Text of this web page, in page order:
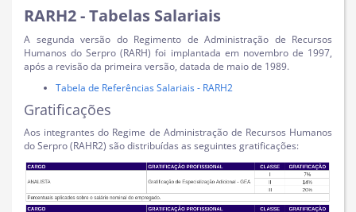
RARH2 - Tabelas Salariais
A segunda versão do Regimento de Administração de Recursos
Humanos do Serpro (RARH) foi implantada em novembro de 1997,
após a revisão da primeira versão, datada de maio de 1989.
Tabela de Referências Salariais - RARH2
Gratificações
Aos integrantes do Regime de Administração de Recursos Humanos
do Serpro (RAHR2) são distribuídas as seguintes gratificações: